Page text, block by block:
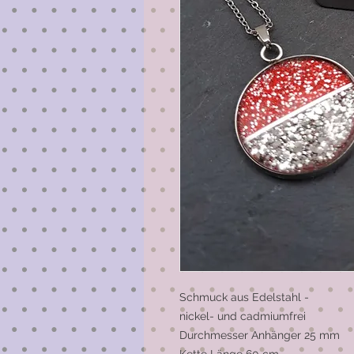
Schmuck aus Edelstahl -
nickel- und cadmiumfrei
Durchmesser Anhänger 25 mm